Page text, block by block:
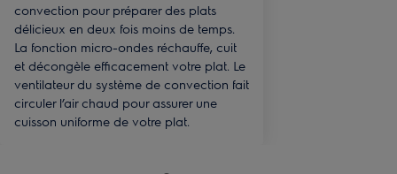
convection pour préparer des plats
délicieux en deux fois moins de temps.
La fonction micro-ondes réchauffe, cuit
et décongèle efficacement votre plat. Le
ventilateur du système de convection fait
circuler l’air chaud pour assurer une
cuisson uniforme de votre plat.